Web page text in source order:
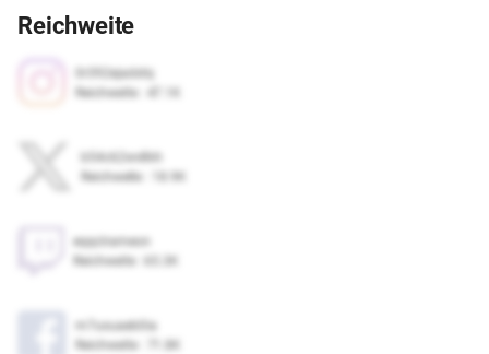
Reichweite
0r392ejadstq
Reichweite
b54c62wv8kh
Reichweite
18.9K
eqqclrameon
Reichweite
65.3K
m7uxuaeb0ia
Reichweite
71.8K